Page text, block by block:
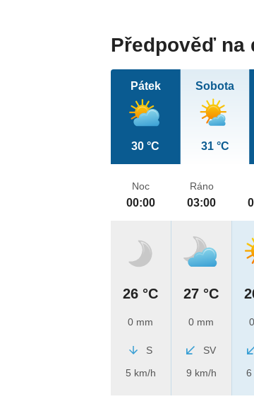
Předpověď na
Pátek
30 °C
Sobota
31 °C
Noc
00:00
26 °C
0 mm
S
5 km/h
Ráno
03:00
27 °C
0 mm
SV
9 km/h
6